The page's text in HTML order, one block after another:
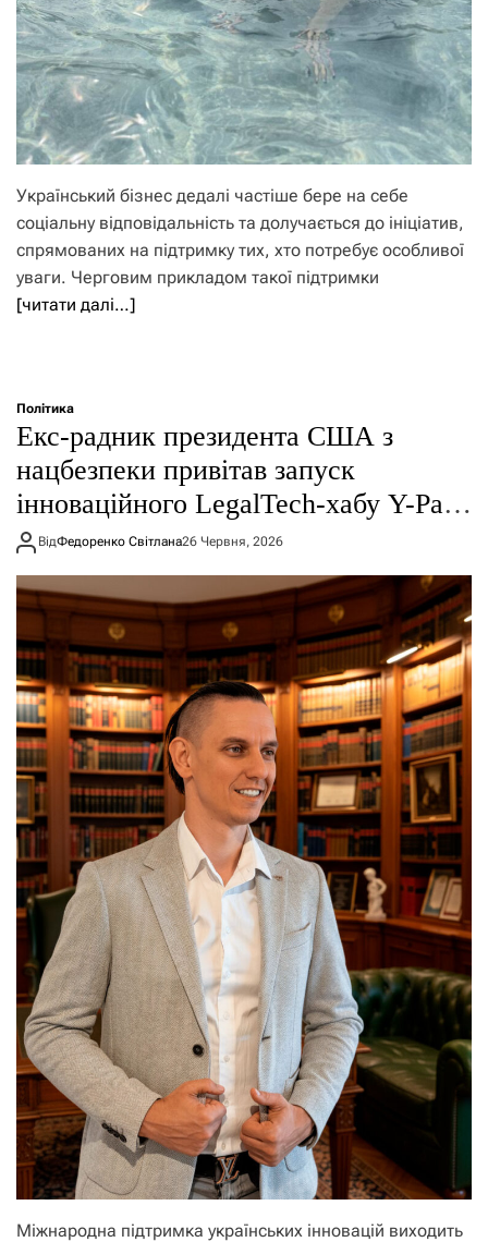
Український бізнес дедалі частіше бере на себе
соціальну відповідальність та долучається до ініціатив,
спрямованих на підтримку тих, хто потребує особливої
уваги. Черговим прикладом такої підтримки
[читати далі…]
Політика
Екс-радник президента США з
нацбезпеки привітав запуск
інноваційного LegalTech-хабу Y-Park
у Харкові
ВідФедоренко Світлана26 Червня, 2026
Міжнародна підтримка українських інновацій виходить